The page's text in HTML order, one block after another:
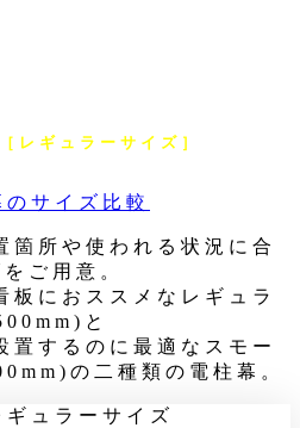
［レギュラーサイズ］
箇所や使われる状況に合
ご用意。
板におススメなレギュラ
と
置するのに最適なスモー
の二種類の電柱幕。